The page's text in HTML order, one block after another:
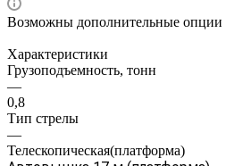
Возможны дополнительные опции
Характеристики
Грузоподъемность, тонн
—
0,8
Тип стрелы
—
Телескопическая(платформа)